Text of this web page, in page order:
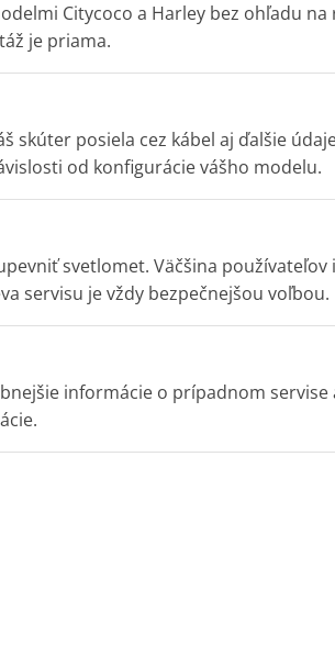
Citycoco a Harley bez ohľadu
je priama.
skúter posiela cez kábel aj ďalšie
od konfigurácie vášho modelu.
svetlomet. Väčšina
servisu je vždy bezpečnejšou voľbou.
informácie o prípadnom